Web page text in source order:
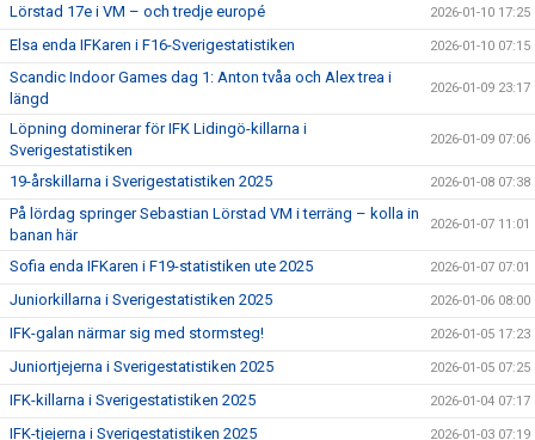
Lörstad 17e i VM – och tredje europé 2026-01-10 17:25
Elsa enda IFKaren i F16-Sverigestatistiken 2026-01-10 07:15
Scandic Indoor Games dag 1: Anton tvåa och Alex trea i
längd
2026-01-09 23:17
Löpning dominerar för IFK Lidingö-killarna i
Sverigestatistiken
2026-01-09 07:06
19-årskillarna i Sverigestatistiken 2025 2026-01-08 07:38
På lördag springer Sebastian Lörstad VM i terräng – kolla in
banan här
2026-01-07 11:01
Sofia enda IFKaren i F19-statistiken ute 2025 2026-01-07 07:01
Juniorkillarna i Sverigestatistiken 2025 2026-01-06 08:00
IFK-galan närmar sig med stormsteg! 2026-01-05 17:23
Juniortjejerna i Sverigestatistiken 2025 2026-01-05 07:25
IFK-killarna i Sverigestatistiken 2025 2026-01-04 07:17
IFK-tjejerna i Sverigestatistiken 2025 2026-01-03 07:19